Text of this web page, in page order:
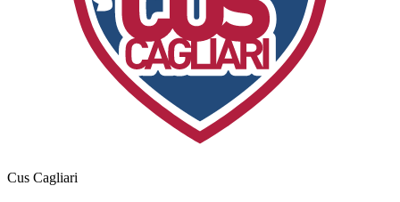
Cus Cagliari